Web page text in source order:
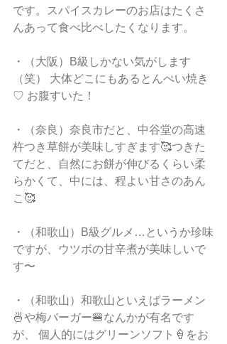
です。スパイスカレーのお店はたくさ
んあって食べ比べしたくなります。
・（大阪）B級しかない気がします
（笑） 大体どこにもあるとんぺい焼き
♡ お腹すいた！
・（奈良）奈良市だと、中谷堂の高速
杵つき草餅が美味しすぎます🥰つきた
てだと、自然にお餅が伸びるくらい柔
らかくて、中には、程よい甘さのあん
こ🥰
・（和歌山）B級グルメ…というか珍味
ですが、ウツボの甘辛煮が美味しいで
す〜
・（和歌山）和歌山といえばラーメン
🍜や梅バーガー🍔なんかが有名です
が、 個人的にはグリーンソフト🍦をお